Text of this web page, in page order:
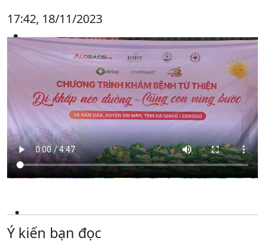
17:42, 18/11/2023
Ý kiến bạn đọc